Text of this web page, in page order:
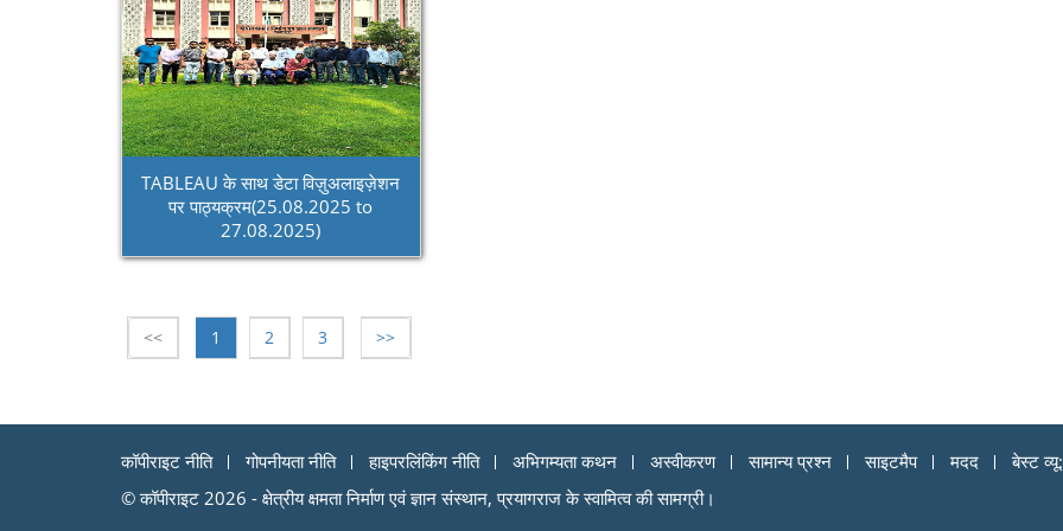
TABLEAU के साथ डेटा विज़ुअलाइज़ेशन
पर पाठ्यक्रम(25.08.2025 to
27.08.2025)
<< 1 2 3 >>
कॉपीराइट नीति गोपनीयता नीति हाइपरलिंकिंग नीति अभिगम्यता कथन अस्वीकरण सामान्य प्रश्न साइटमैप मदद बेस्ट
© कॉपीराइट 2026 - क्षेत्रीय क्षमता निर्माण एवं ज्ञान संस्थान, प्रयागराज के स्वामित्व की सामग्री।